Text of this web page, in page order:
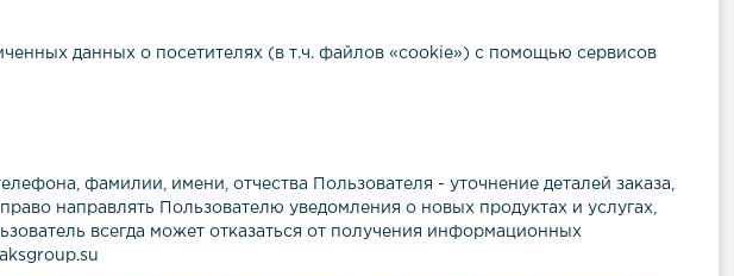
данных о посетителях (в т.ч. файлов «cookie») с помощью сервисов
фамилии, имени, отчества Пользователя - уточнение деталей заказа,
направлять Пользователю уведомления о новых продуктах и услугах,
всегда может отказаться от получения информационных
aksgroup.su